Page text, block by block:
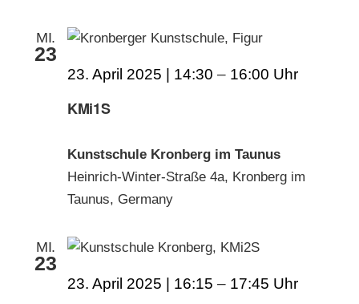
MI.
23
KMi1S
23. April 2025 | 14:30 – 16:00
Kunstschule Kronberg im Taunus
Heinrich-Winter-Straße 4a, Kronberg im
Taunus, Germany
MI.
23
23. April 2025 | 16:15 – 17:45